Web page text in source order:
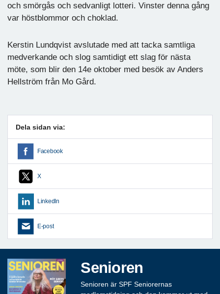
och smörgås och sedvanligt lotteri. Vinster denna gång
var höstblommor och choklad.
Kerstin Lundqvist avslutade med att tacka samtliga
medverkande och slog samtidigt ett slag för nästa
möte, som blir den 14e oktober med besök av Anders
Hellström från Mo Gård.
Dela sidan via:
Facebook
X
LinkedIn
E-post
Senioren
Senioren är SPF Seniorernas